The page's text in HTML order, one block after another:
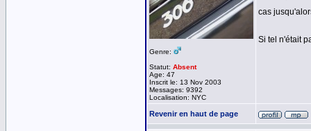
Genre:
Statut: Absent
Age: 47
Inscrit le: 13 Nov 2003
Messages: 9392
Localisation: NYC
cas
Si tel n'était
Revenir en haut de page